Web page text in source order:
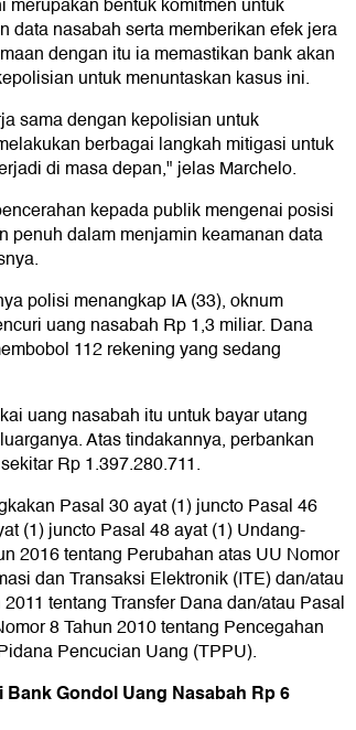
merupakan bentuk komitmen untuk
data nasabah serta memberikan efek jera
dengan itu ia memastikan bank akan
untuk menuntaskan kasus ini.
sama dengan kepolisian untuk
berbagai langkah mitigasi untuk
di masa depan," jelas Marchelo.
kepada publik mengenai posisi
penuh dalam menjamin keamanan data
polisi menangkap IA (33), oknum
uang nasabah Rp 1,3 miliar. Dana
112 rekening yang sedang
uang nasabah itu untuk bayar utang
Atas tindakannya, perbankan
Rp 1.397.280.711.
Pasal 30 ayat (1) juncto Pasal 46
(1) juncto Pasal 48 ayat (1) Undang-
2016 tentang Perubahan atas UU Nomor
dan Transaksi Elektronik (ITE) dan/atau
tentang Transfer Dana dan/atau Pasal
8 Tahun 2010 tentang Pencegahan
Pencucian Uang (TPPU).
Gondol Uang Nasabah Rp 6